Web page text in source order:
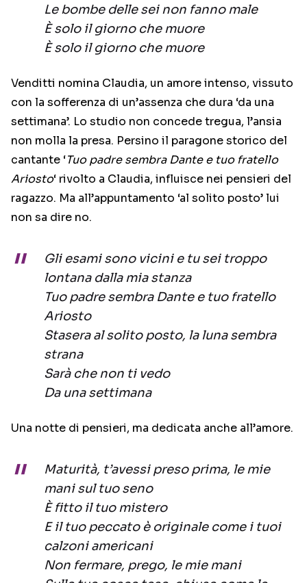
Le bombe delle sei non fanno male
È solo il giorno che muore
È solo il giorno che muore
Venditti nomina Claudia, un amore intenso, vissuto
con la sofferenza di un’assenza che dura ‘da una
settimana’. Lo studio non concede tregua, l’ansia
non molla la presa. Persino il paragone storico del
cantante ‘Tuo padre sembra Dante e tuo fratello
Ariosto‘ rivolto a Claudia, influisce nei pensieri del
ragazzo. Ma all’appuntamento ‘al solito posto’ lui
non sa dire no.
Gli esami sono vicini e tu sei troppo
lontana dalla mia stanza
Tuo padre sembra Dante e tuo fratello
Ariosto
Stasera al solito posto, la luna sembra
strana
Sarà che non ti vedo
Da una settimana
Una notte di pensieri, ma dedicata anche all’amore.
Maturità, t’avessi preso prima, le mie
mani sul tuo seno
È fitto il tuo mistero
E il tuo peccato è originale come i tuoi
calzoni americani
Non fermare, prego, le mie mani